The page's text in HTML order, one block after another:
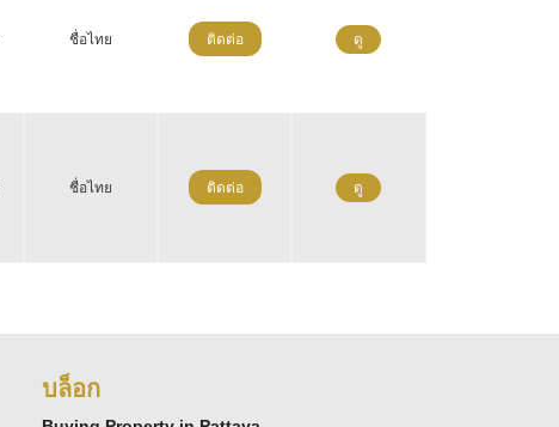
ชื่อไทย ติดต่อ ดู
ชื่อไทย ติดต่อ ดู
บล็อก